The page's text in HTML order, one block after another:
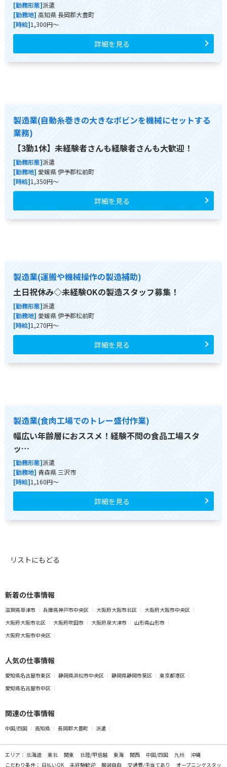
[勤務形態]派遣
[勤務地] 高知県 長岡郡大豊町
[時給]1,300円～
詳細を見る
製造業(自動糸巻きの大きなボビンを機械にセットする
業務)
【3勤1休】未経験者さんも経験者さんも大歓迎！
[勤務形態]派遣
[勤務地] 愛媛県 伊予郡松前町
[時給]1,350円～
詳細を見る
製造業(運搬や機械操作の製造補助)
土日祝休み◇未経験OKの製造スタッフ募集！
[勤務形態]派遣
[勤務地] 愛媛県 伊予郡松前町
[時給]1,270円～
詳細を見る
製造業(食肉工場でのトレー盛付作業)
幅広い年齢層におススメ！経験不問の食品工場スタ
ッ…
[勤務形態]派遣
[勤務地] 青森県 三沢市
[時給]1,160円～
詳細を見る
リストにもどる
新着の仕事情報
滋賀県草津市 兵庫県神戸市中央区 大阪府大阪市北区
大阪府大阪市中央区
大阪府大阪市北区
大阪府吹田市 大阪府泉大津市
山形県山形市
大阪府大阪市中央区
人気の仕事情報
愛知県名古屋市東区 静岡県浜松市中央区 静岡県静岡市葵区
東京都港区
愛知県名古屋市中区
関連の仕事情報
中国/四国 高知県 長岡郡大豊町 派遣
エリア： 北海道 東北 関東 北陸/甲信越 東海 関西 中国/四国 九州
沖縄
こだわり条件： 日払いOK 未経験歓迎 服装自由 交通費/手当てあり オープニングスタッ